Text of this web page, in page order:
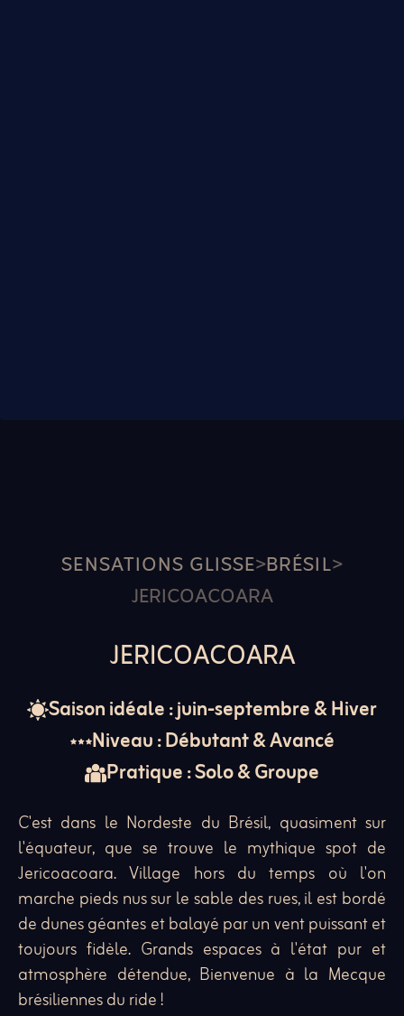
SENSATIONS GLISSE>BRÉSIL>
JERICOACOARA
JERICOACOARA
Saison idéale : juin-septembre & Hiver
Niveau : Débutant & Avancé
Pratique : Solo & Groupe
C'est dans le Nordeste du Brésil, quasiment sur
l'équateur, que se trouve le mythique spot de
Jericoacoara. Village hors du temps où l'on
marche pieds nus sur le sable des rues, il est bordé
de dunes géantes et balayé par un vent puissant et
toujours fidèle. Grands espaces à l'état pur et
atmosphère détendue, Bienvenue à la Mecque
brésiliennes du ride !